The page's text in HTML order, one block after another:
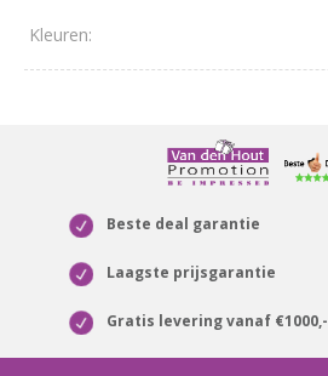
Beste deal garantie
Laagste prijsgarantie
Gratis levering vanaf €1000,-